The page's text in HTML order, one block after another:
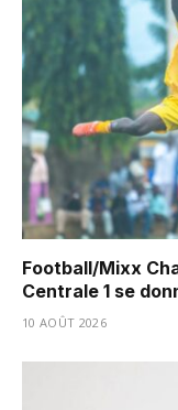
Football/Mixx
Centrale 1 se
10 AOÛT 2026